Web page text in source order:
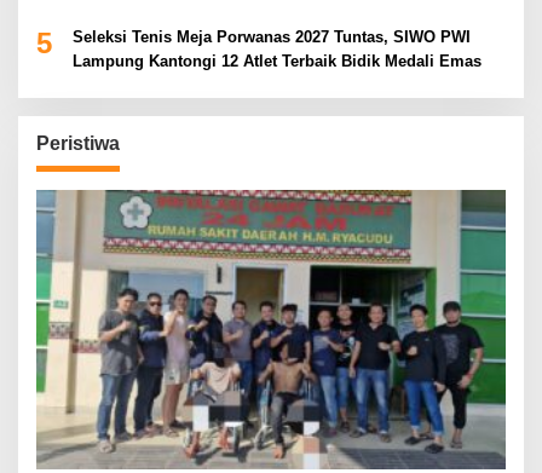
5
Seleksi Tenis Meja Porwanas 2027 Tuntas, SIWO PWI
Lampung Kantongi 12 Atlet Terbaik Bidik Medali Emas
Peristiwa